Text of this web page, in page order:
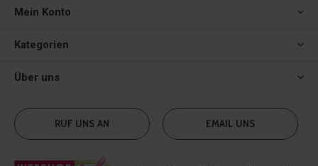
Mein Konto
Kategorien
Über uns
RUF UNS AN EMAIL UNS